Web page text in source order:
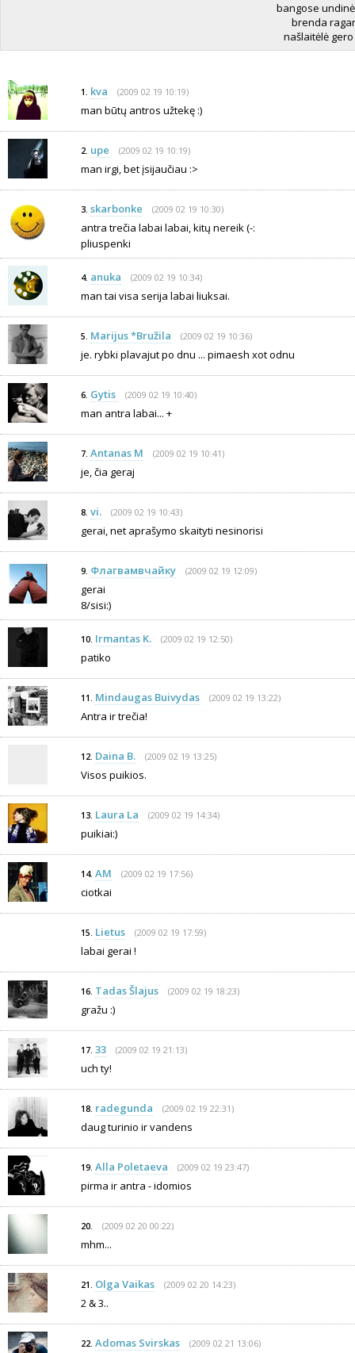
bangose
brenda
našlaitėlė
1. kva (2009 02 19 10:19)
man būtų antros užtekę :)
2. upe (2009 02 19 10:19)
man irgi, bet įsijaučiau :>
3. skarbonke (2009 02 19 10:30)
antra trečia labai labai, kitų nereik (-:
pliuspenki
4. anuka (2009 02 19 10:34)
man tai visa serija labai liuksai.
5. Marijus *Bružila (2009 02 19 10:36)
je. rybki plavajut po dnu ... pimaesh xot odnu
6. Gytis (2009 02 19 10:40)
man antra labai... +
7. Antanas M (2009 02 19 10:41)
je, čia geraj
8. vi. (2009 02 19 10:43)
gerai, net aprašymo skaityti nesinorisi
9. Флагвамвчaйку (2009 02 19 12:09)
gerai
8/sisi:)
10. Irmantas K. (2009 02 19 12:50)
patiko
11. Mindaugas Buivydas (2009 02 19 13:22)
Antra ir trečia!
12. Daina B. (2009 02 19 13:25)
Visos puikios.
13. Laura La (2009 02 19 14:34)
puikiai:)
14. AM (2009 02 19 17:56)
ciotkai
15. Lietus (2009 02 19 17:59)
labai gerai !
16. Tadas Šlajus (2009 02 19 18:23)
gražu :)
17. 33 (2009 02 19 21:13)
uch ty!
18. radegunda (2009 02 19 22:31)
daug turinio ir vandens
19. Alla Poletaeva (2009 02 19 23:47)
pirma ir antra - idomios
20. (2009 02 20 00:22)
mhm...
21. Olga Vaikas (2009 02 20 14:23)
2 & 3..
22. Adomas Svirskas (2009 02 21 13:06)